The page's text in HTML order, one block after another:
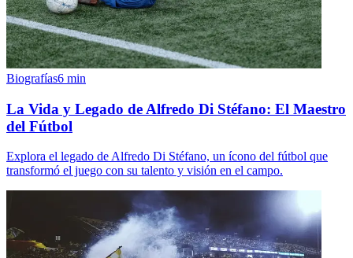
Biografías6 min
La Vida y Legado de Alfredo Di Stéfano: El Maestro
del Fútbol
Explora el legado de Alfredo Di Stéfano, un ícono del fútbol que
transformó el juego con su talento y visión en el campo.